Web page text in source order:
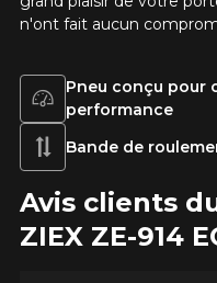
n'ont fait aucun
Pneu conçu pour
performance
Bande de
Avis clients
ZIEX ZE-914
KM parcourus
Style de conduite
Condition de route
VOICI LES DIMENSIONS
Que magasinez-